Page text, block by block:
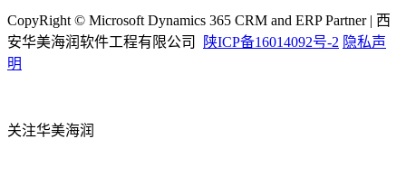
CopyRight © Microsoft Dynamics 365 CRM and ERP Partner | 西
安华美海润软件工程有限公司
陕ICP备16014092号-2 隐私声
明
关注华美海润